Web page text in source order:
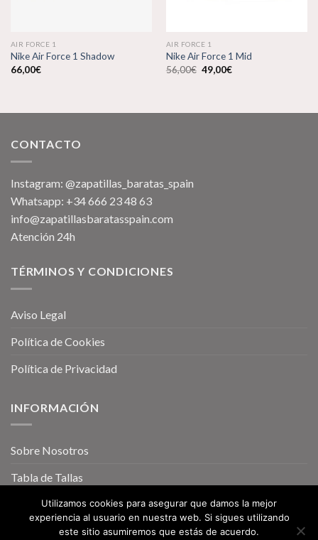
AIR FORCE 1
Nike Air Force 1 Shadow
66,00€
AIR FORCE 1
Nike Air Force 1 Mid
56,00€ El
precio
49,00€El
CONTACTO
Instagram: @zapatillas_baratas_spain
Whatsapp: +34 666 23 48 63
info@zapatillasbaratasspain.com
Atención 24h
TÉRMINOS Y CONDICIONES
Aviso Legal
Política de Cookies
Política de Privacidad
INFORMACIÓN
Sobre Nosotros
Tabla de Tallas
Utilizamos cookies para asegurar que damos la mejor
experiencia al usuario en nuestra web. Si sigues utilizando
este sitio asumiremos que estás de acuerdo.